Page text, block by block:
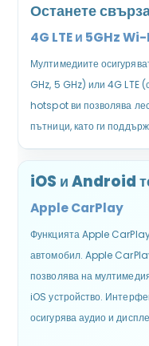
Останете
4G LTE и 5GHz
Мултимедиите
GHz, 5 GHz) или 4G LTE
hotspot ви позволява
пътници, като ги
iOS и Android
Apple CarPlay
Функцията Apple
автомобил. Apple
позволява на
iOS устройство.
осигурява аудио и